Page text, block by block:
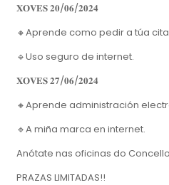
𝐗𝐎𝐕𝐄𝐒 𝟐𝟎/𝟎𝟔/𝟐𝟎𝟐𝟒
🔸Aprende como pedir a túa
🔹Uso seguro de internet.
𝐗𝐎𝐕𝐄𝐒 𝟐𝟕/𝟎𝟔/𝟐𝟎𝟐𝟒
🔸Aprende administración
🔹A miña marca en internet.
Anótate nas oficinas do
PRAZAS LIMITADAS!!